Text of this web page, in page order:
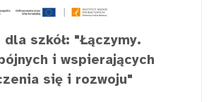
szkół: "Łączymy.
i wspierających
się i rozwoju"